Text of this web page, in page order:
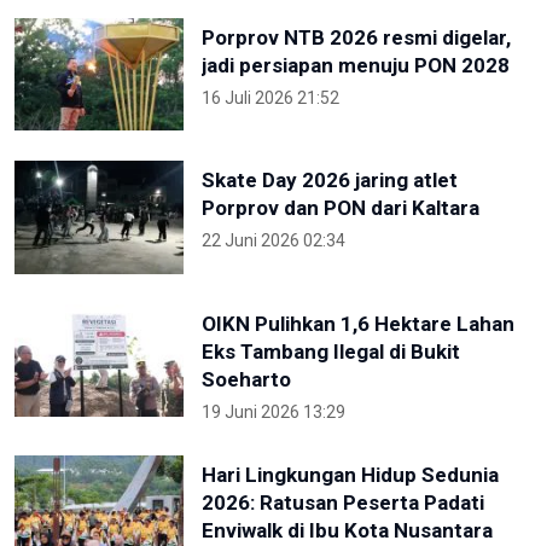
Porprov NTB 2026 resmi digelar,
jadi persiapan menuju PON 2028
16 Juli 2026 21:52
Skate Day 2026 jaring atlet
Porprov dan PON dari Kaltara
22 Juni 2026 02:34
OIKN Pulihkan 1,6 Hektare Lahan
Eks Tambang Ilegal di Bukit
Soeharto
19 Juni 2026 13:29
Hari Lingkungan Hidup Sedunia
2026: Ratusan Peserta Padati
Enviwalk di Ibu Kota Nusantara